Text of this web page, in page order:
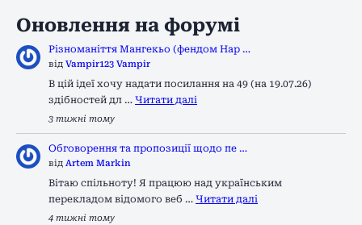
Оновлення на форумі
Різноманіття Мангекьо (фендом Нар …
від Vampir123 Vampir
В цій ідеї хочу надати посилання на 49 (на 19.07.26)
здібностей дл … Читати далі
3 тижні тому
Обговорення та пропозиції щодо пе …
від Artem Markin
Вітаю спільноту! Я працюю над українським
перекладом відомого веб … Читати далі
4 тижні тому